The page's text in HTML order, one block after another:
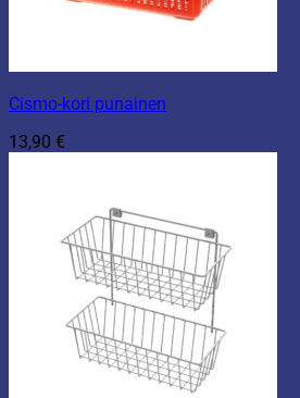
Cismo-kori punainen
13,90 €